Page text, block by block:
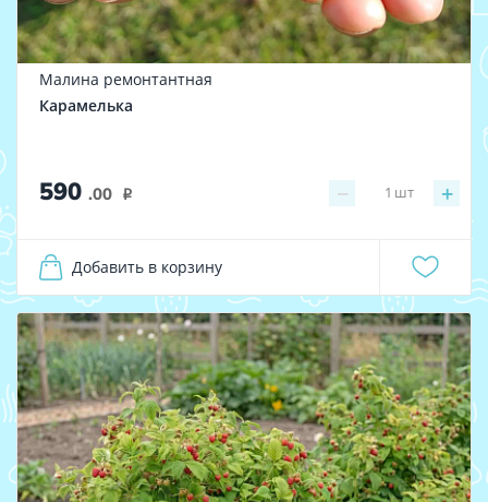
Малина ремонтантная
Карамелька
590 .00 i − +
1 шт
Добавить в корзину